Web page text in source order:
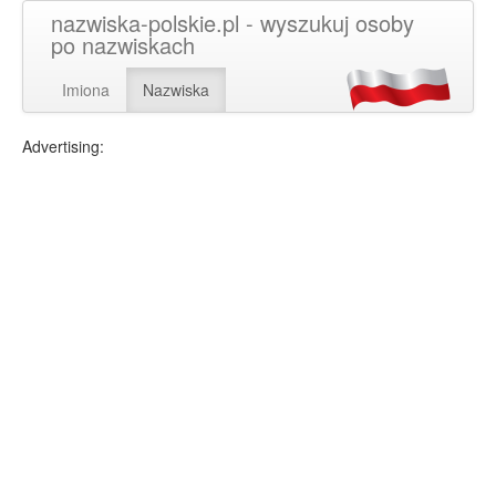
nazwiska-polskie.pl - wyszukuj osoby
po nazwiskach
Imiona Nazwiska
Advertising: